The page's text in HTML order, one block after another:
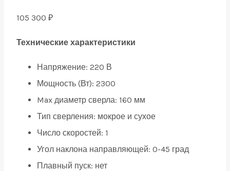
105 300 ₽
Технические характеристики
Напряжение: 220 В
Мощность (Вт): 2300
Max диаметр сверла: 160 мм
Тип сверления: мокрое и сухое
Число скоростей: 1
Угол наклона направляющей: 0-45 град
Плавный пуск: нет